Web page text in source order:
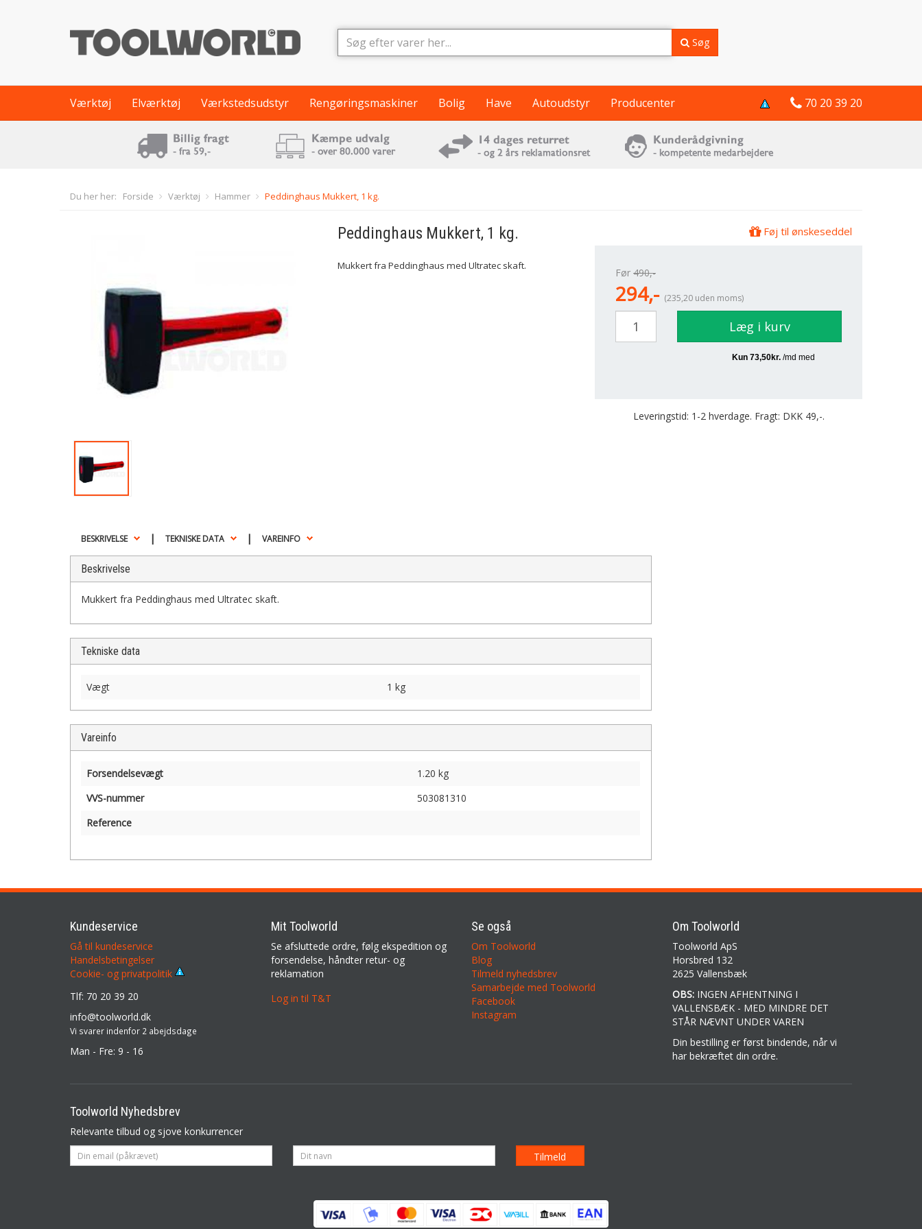
Søg
Værktøj Elværktøj Værkstedsudstyr Rengøringsmaskiner Bolig Have Autoudstyr Producenter 70 20 39 20
Du her her: Forside Værktøj Hammer Peddinghaus Mukkert, 1 kg.
Peddinghaus Mukkert, 1 kg.
Mukkert fra Peddinghaus med Ultratec skaft.
Føj til ønskeseddel
Før 490,-
294,- (235,20 uden moms)
Læg i kurv
Leveringstid: 1-2 hverdage. Fragt: DKK 49,-.
BESKRIVELSE | TEKNISKE DATA | VAREINFO
Beskrivelse
Mukkert fra Peddinghaus med Ultratec skaft.
Tekniske data
Vægt 1 kg
Vareinfo
Forsendelsevægt
1.20 kg
VVS-nummer
503081310
Reference
Kundeservice
Gå til kundeservice
Handelsbetingelser
Cookie- og privatpolitik
Tlf: 70 20 39 20
info@toolworld.dk
Vi svarer indenfor 2 abejdsdage
Man - Fre: 9 - 16
Mit Toolworld
Se afsluttede ordre, følg ekspedition og
forsendelse, håndter retur- og
reklamation
Log in til T&T
Se også
Om Toolworld
Blog
Tilmeld nyhedsbrev
Samarbejde med Toolworld
Facebook
Instagram
Om Toolworld
Toolworld ApS
Horsbred 132
2625 Vallensbæk
OBS:INGEN AFHENTNING I
VALLENSBÆK - MED MINDRE DET
STÅR NÆVNT UNDER VAREN
Din bestilling er først bindende, når vi
har bekræftet din ordre.
Toolworld Nyhedsbrev
Relevante tilbud og sjove konkurrencer